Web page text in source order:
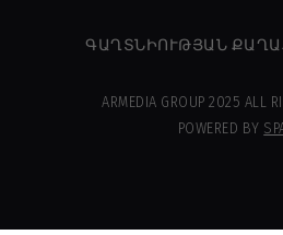
ԳԱՂՏՆԻՈՒԹՅԱՆ
ARMEDIA GROUP 2025 ALL
POWERED BY